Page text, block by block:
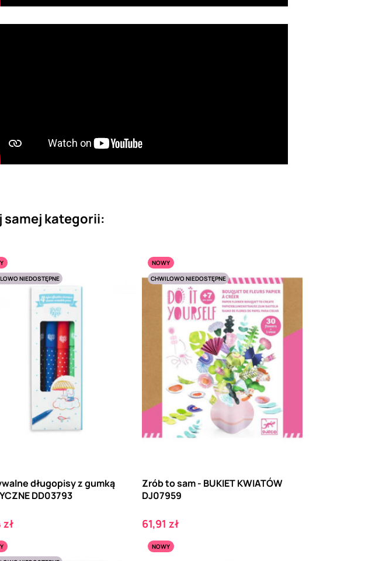
samej kategorii:
NIEDOSTĘPNE
długopisy z gumką
DD03793
zł
NOWY
CHWILOWO NIEDOSTĘPNE
Zrób to sam - BUKIET KWIATÓW
DJ07959
Cena
61,91 zł
NOWY